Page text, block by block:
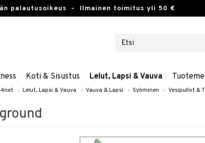
palautusoikeus - Ilmainen toimitus yli 50 €
Koti & Sisustus Lelut, Lapsi & Vauva
» Lelut, Lapsi & Vauva » Vauva & Lapsi » Syöminen » Vesipullot &